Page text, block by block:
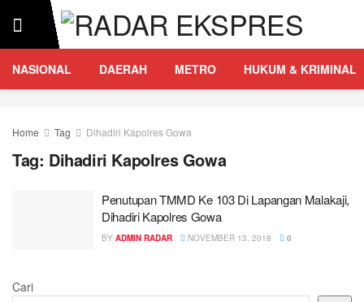
NASIONAL DAERAH METRO HUKUM & KRIMINAL
Home Tag Dihadiri Kapolres Gowa
Tag: Dihadiri Kapolres Gowa
Penutupan TMMD Ke 103 Di Lapangan Malakaji,
Dihadiri Kapolres Gowa
BY ADMIN RADAR NOVEMBER 13, 2018 0
Cari